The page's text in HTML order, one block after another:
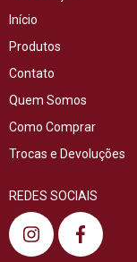
Início
Produtos
Contato
Quem Somos
Como Comprar
Trocas e Devoluções
REDES SOCIAIS